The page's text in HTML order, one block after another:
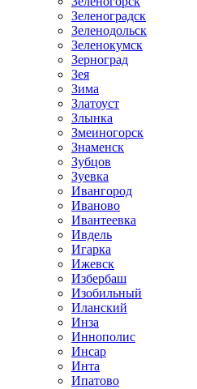
Зеленоградск
Зеленодольск
Зеленокумск
Зерноград
Зея
Зима
Златоуст
Злынка
Змеиногорск
Знаменск
Зубцов
Зуевка
Ивангород
Иваново
Ивантеевка
Ивдель
Игарка
Ижевск
Избербаш
Изобильный
Иланский
Инза
Иннополис
Инсар
Инта
Ипатово